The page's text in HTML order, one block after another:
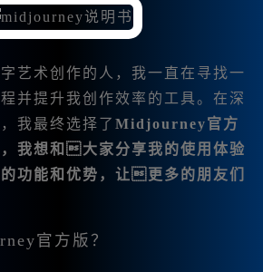
艺术创作的人，我一直在寻找一
并提升我创作效率的工具。在深
我最终选择了 Midjourney官方
我想和大家分享我的使用体验
功能和优势，让更多的朋友们
官方版？